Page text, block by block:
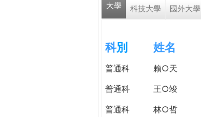
r
e
r
大學 科技大學 國外大學
科別 姓名
普通科 賴○天
普通科
王○竣
普通科
林○哲